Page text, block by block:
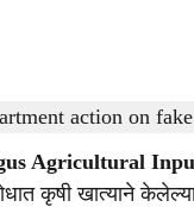
-Agrowon
Agricultural
कृषी खात्याने